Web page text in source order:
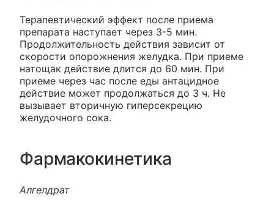
Терапевтический эффект после приема
препарата наступает через 3-5 мин.
Продолжительность действия зависит от
скорости опорожнения желудка. При приеме
натощак действие длится до 60 мин. При
приеме через час после еды антацидное
действие может продолжаться до 3 ч. Не
вызывает вторичную гиперсекрецию
желудочного сока.
Фармакокинетика
Алгелдрат